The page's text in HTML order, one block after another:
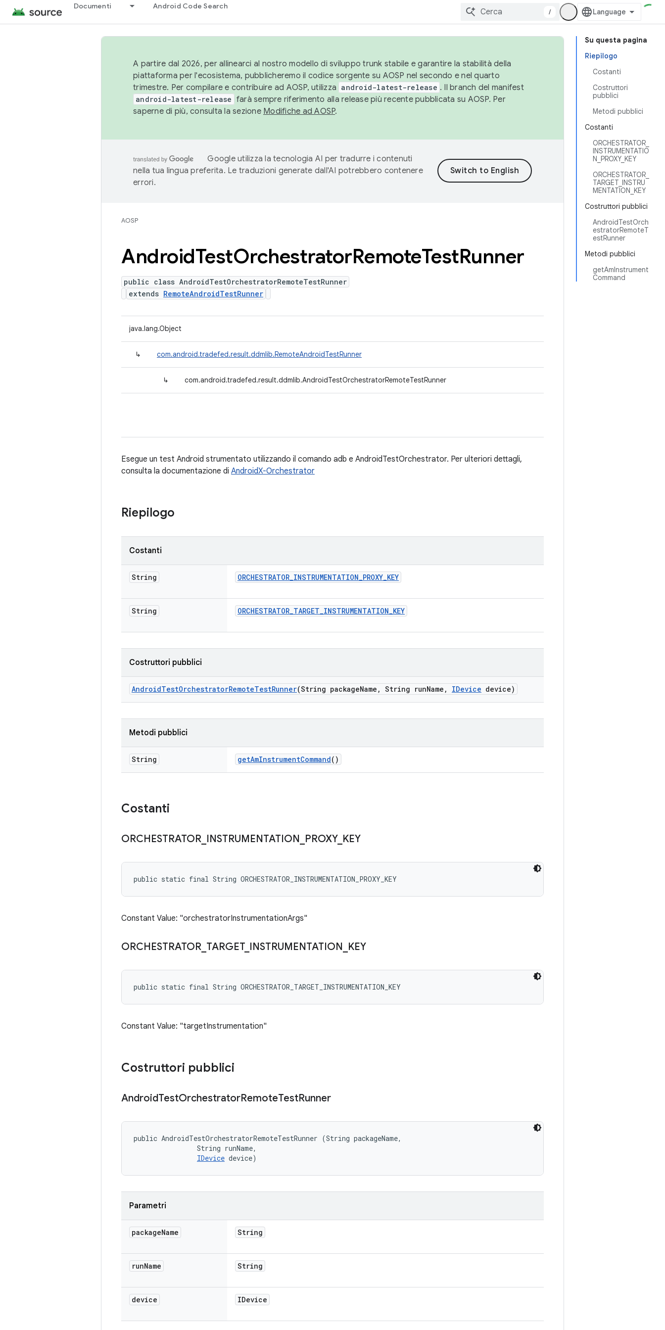
Documenti Android Code Search
/
Su questa pagina
Riepilogo
Costanti
Costruttori
pubblici
Metodi pubblici
Costanti
ORCHESTRATOR_
INSTRUMENTATIO
N_PROXY_KEY
ORCHESTRATOR_
TARGET_INSTRU
MENTATION_KEY
Costruttori pubblici
AndroidTestOrch
estratorRemoteT
estRunner
Metodi pubblici
getAmInstrument
Command
A partire dal 2026, per allinearci al nostro modello di sviluppo trunk stabile e garantire la stabilità della
piattaforma per l'ecosistema, pubblicheremo il codice sorgente su AOSP nel secondo e nel quarto
trimestre. Per compilare e contribuire ad AOSP, utilizza android-latest-release . Il branch del manifest
android-latest-release farà sempre riferimento alla release più recente pubblicata su AOSP. Per
saperne di più, consulta la sezione Modifiche ad AOSP.
Google utilizza la tecnologia AI per tradurre i contenuti
nella tua lingua preferita. Le traduzioni generate dall'AI potrebbero contenere
errori.
AOSP
AndroidTestOrchestratorRemoteTestRunner
public class AndroidTestOrchestratorRemoteTestRunner
extends RemoteAndroidTestRunner
java.lang.Object
↳ com.android.tradefed.result.ddmlib.RemoteAndroidTestRunner
↳ com.android.tradefed.result.ddmlib.AndroidTestOrchestratorRemoteTestRunner
Esegue un test Android strumentato utilizzando il comando adb e AndroidTestOrchestrator. Per ulteriori dettagli,
consulta la documentazione di AndroidX-Orchestrator
Riepilogo
Costanti
String ORCHESTRATOR_INSTRUMENTATION_PROXY_KEY
String ORCHESTRATOR_TARGET_INSTRUMENTATION_KEY
Costruttori pubblici
AndroidTestOrchestratorRemoteTestRunner(String packageName , String runName , IDevice device)
Metodi pubblici
String getAmInstrumentCommand()
Costanti
ORCHESTRATOR INSTRUMENTATION PROXY_ KEY
public static final String ORCHESTRATOR_INSTRUMENTATION_PROXY_KEY
Constant Value: "orchestratorInstrumentationArgs"
ORCHESTRATOR TARGET_ INSTRUMENTATION KEY
public static final String ORCHESTRATOR_TARGET_INSTRUMENTATION_KEY
Constant Value: "targetInstrumentation"
Costruttori pubblici
AndroidTestOrchestratorRemoteTestRunner
public AndroidTestOrchestratorRemoteTestRunner (String packageName,
                String runName,
IDevice device)
Parametri
packageName String
runName String
device IDevice